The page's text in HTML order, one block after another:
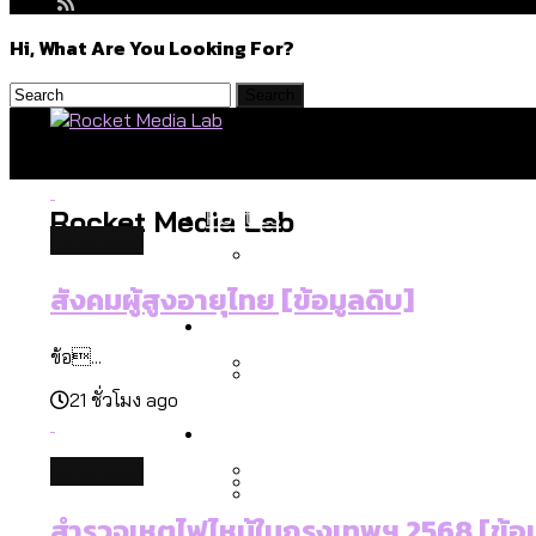
Hi, What Are You Looking For?
Rocket Media Lab
Politics
สำรวจร่างงบปี 70 ของ กท
Environment
โลกใบเดียว สิทธิไม่เท่ากัน:
สังคมผู้สูงอายุไทย [ข้อมูลดิบ]
ข้อ...
21 ชั่วโมง ago